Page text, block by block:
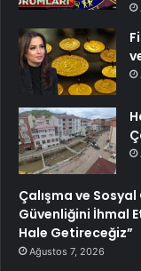
Çalışma ve Sosyal
Güvenliğini İhmal
Hale Getireceğiz”
Ağustos 7, 2026